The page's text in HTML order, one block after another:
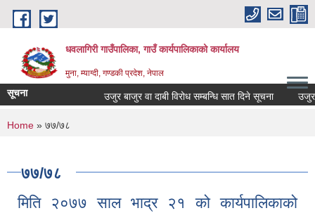
Skip to main content
धवलागिरी गाउँपालिका, गाउँ कार्यपालिकाको कार्यालय
मुना, म्याग्दी, गण्डकी प्रदेश, नेपाल
सूचना उजुर बाजुर वा दाबी विरोध सम्बन्धि सात दिने सूचना उजुर
You are here
Home » ७७/७८
७७/७८
मिति २०७७ साल भाद्र २१ को कार्यपालिकाको